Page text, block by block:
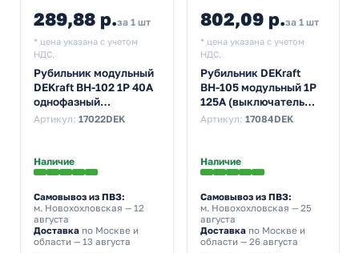
289,88 р.за 1 шт
* цена указана с учетом
НДС.
Рубильник модульный
DEKraft ВН-102 1P 40А
однофазный
(выключатель
Артикул: 17022DEK
Наличие
Самовывоз из ПВЗ:
м. Новохохловская — 12
августа
Доставка по Москве и
области — 13 августа
802,09 р.за 1 шт
* цена указана с учетом
НДС.
Рубильник DEKraft
ВН-105 модульный 1P
125А (выключатель
нагрузки)
Артикул: 17084DEK
Наличие
Самовывоз из ПВЗ:
м. Новохохловская — 25
августа
Доставкапо Москве и
области — 26 августа